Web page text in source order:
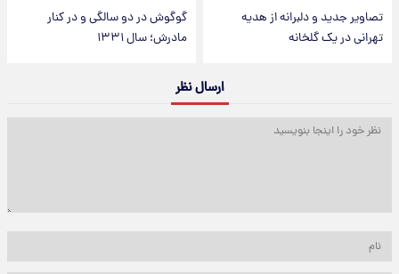
تصاویر جدید و دلبرانه از هدیه
تهرانی در یک گلخانه
گوگوش در دو سالگی و در کنار
مادرش؛ سال ۱۳۳۱
ارسال نظر